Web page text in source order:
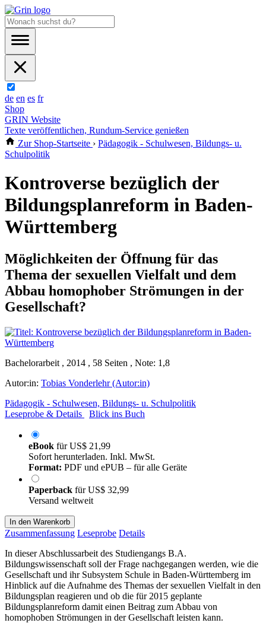
de en es fr
Shop
GRIN Website
Texte veröffentlichen, Rundum-Service genießen
Zur Shop-Startseite › Pädagogik - Schulwesen, Bildungs- u.
Schulpolitik
Kontroverse bezüglich der
Bildungsplanreform in Baden-
Württemberg
Möglichkeiten der Öffnung für das
Thema der sexuellen Vielfalt und dem
Abbau homophober Strömungen in der
Gesellschaft?
Bachelorarbeit , 2014 , 58 Seiten , Note: 1,8
Autor:in: Tobias Vonderlehr (Autor:in)
Pädagogik - Schulwesen, Bildungs- u. Schulpolitik
Leseprobe & Details
Blick ins Buch
eBook fürUS$ 21,99
Sofort herunterladen. Inkl. MwSt.
Format: PDF und ePUB – für alle Geräte
Paperback fürUS$ 32,99
Versand weltweit
In den Warenkorb
Zusammenfassung Leseprobe Details
In dieser Abschlussarbeit des Studiengangs B.A.
Bildungswissenschaft soll der Frage nachgegangen werden, wie die
Gesellschaft und ihr Subsystem Schule in Baden-Württemberg im
Hinblick auf die Aufnahme des Themas der sexuellen Vielfalt in den
Bildungsplan reagieren und ob die für 2015 geplante
Bildungsplanreform damit einen Beitrag zum Abbau von
homophoben Strömungen in der Gesellschaft leisten kann.